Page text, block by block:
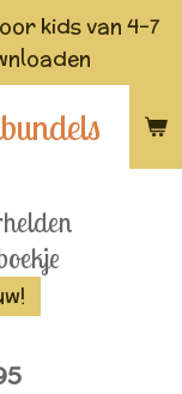
kids van 4-7